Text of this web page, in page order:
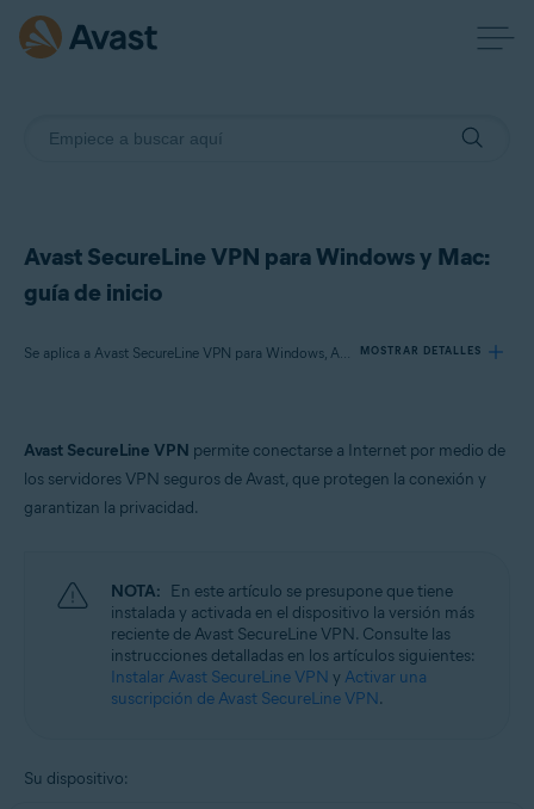
Avast SecureLine VPN para Windows y Mac:
guía de inicio
Se aplica a Avast SecureLine VPN para Windows, Avast SecureLine VPN para Mac MOSTRAR DETALLES
Productos:
Avast SecureLine VPN 5.x para Windows
Microsoft Windows 11 Home/Pro/Enterprise/Education
Microsoft Windows 10 Home/Pro/Enterprise/Education - 32 o 64 bits
Microsoft Windows 8.1/Pro/Enterprise - 32 o 64 bits
Microsoft Windows 8/Pro/Enterprise - 32 o 64 bits
Microsoft Windows 7 Home Basic/Home
Premium/Professional/Enterprise/Ultimate - Service Pack 1, 32 o 64 bits
Apple macOS 12.x (Monterey)
Avast SecureLine VPN permite conectarse a Internet por medio de
los servidores VPN seguros de Avast, que protegen la conexión y
garantizan la privacidad.
NOTA: En este artículo se presupone que tiene
instalada y activada en el dispositivo la versión más
reciente de Avast SecureLine VPN. Consulte las
instrucciones detalladas en los artículos siguientes:
Instalar Avast SecureLine VPN y Activar una
suscripción de Avast SecureLine VPN.
Su dispositivo: